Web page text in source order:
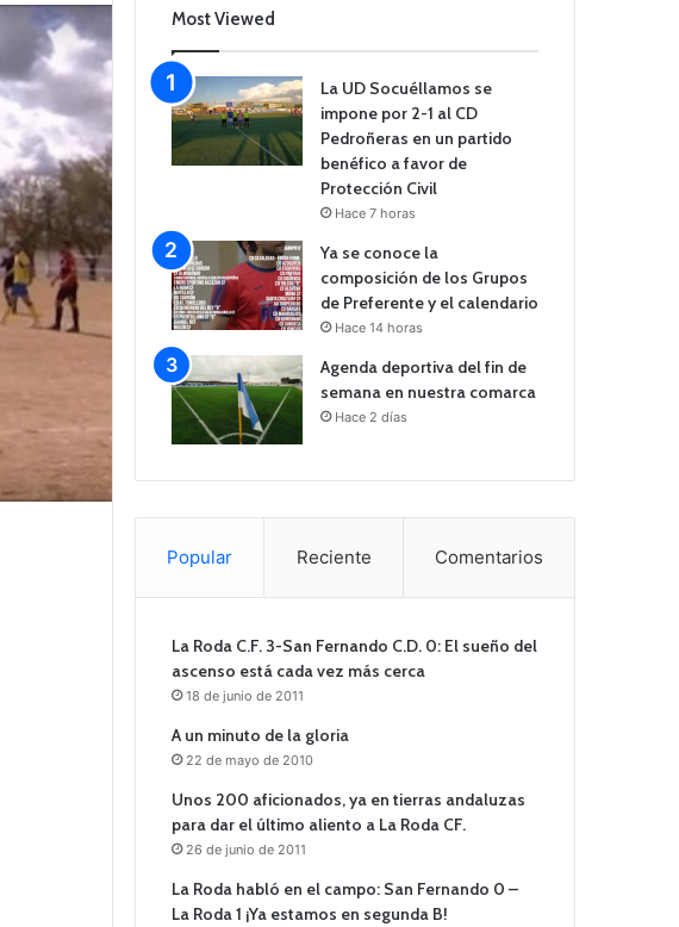
Most Viewed
La UD Socuéllamos se
impone por 2-1 al CD
Pedroñeras en un partido
benéfico a favor de
Protección Civil
Hace 7 horas
Ya se conoce la
composición de los Grupos
de Preferente y el calendario
Hace 14 horas
Agenda deportiva del fin de
semana en nuestra comarca
Hace 2 días
Popular Reciente Comentarios
La Roda C.F. 3-San Fernando C.D. 0: El sueño del
ascenso está cada vez más cerca
18 de junio de 2011
A un minuto de la gloria
22 de mayo de 2010
Unos 200 aficionados, ya en tierras andaluzas
para dar el último aliento a La Roda CF.
26 de junio de 2011
La Roda habló en el campo: San Fernando 0 –
La Roda 1 ¡Ya estamos en segunda B!